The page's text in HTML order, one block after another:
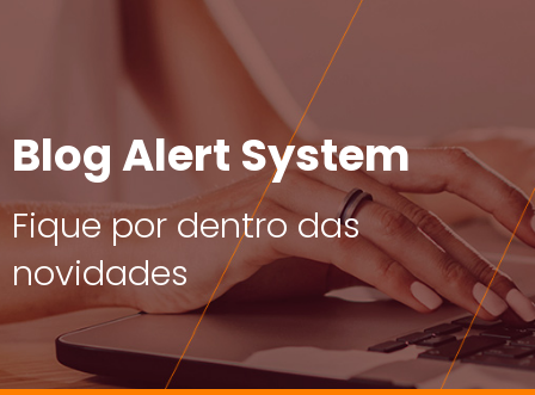
Blog Alert System
Fique por dentro das
novidades